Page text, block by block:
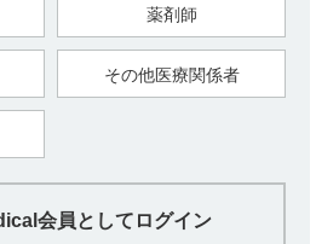
れる場合のみ投与すること。動物実
たとき、非妊娠ラットと比較して、
及び体重増加抑制の増強が報告され
に150mg／kgを経口投与したとき、
後初期の出生児死亡率の増加及び出
が報告されている。
、妊婦に関する以下の記載がありま
剤の妊婦、産婦への投与に関する安
薬剤師
その他医療関係者
会員としてログイン